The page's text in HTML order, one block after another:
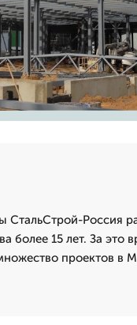
СтальСтрой-Россия
более 15 лет. За
проектов в